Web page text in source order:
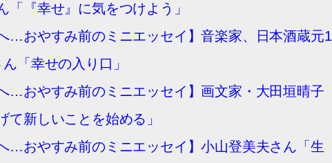
「『幸せ』に気をつけよう」
…おやすみ前のミニエッセイ】音楽家、日本酒蔵元1
「幸せの入り口」
…おやすみ前のミニエッセイ】画文家・大田垣晴子
て新しいことを始める」
…おやすみ前のミニエッセイ】小山登美夫さん「生